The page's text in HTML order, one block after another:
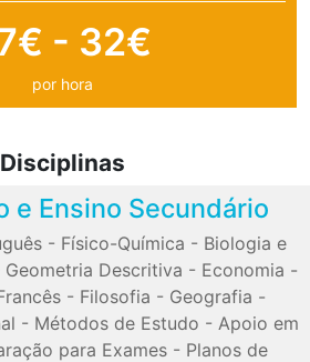
- 32€
por hora
Disciplinas
e Ensino Secundário
- Físico-Química - Biologia e
Geometria Descritiva - Economia -
- Filosofia - Geografia -
- Métodos de Estudo - Apoio em
para Exames - Planos de